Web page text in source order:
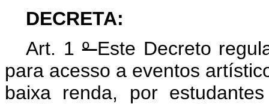
DECRETA:
Art. 1ºEste Decreto
para acesso a eventos
baixa renda, por